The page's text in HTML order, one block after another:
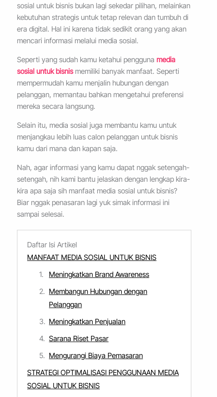
sosial untuk bisnis bukan lagi sekedar pilihan, melainkan
kebutuhan strategis untuk tetap relevan dan tumbuh di
era digital. Hal ini karena tidak sedikit orang yang akan
mencari informasi melalui media sosial.
Seperti yang sudah kamu ketahui penggunamedia
sosial untuk bisnismemiliki banyak manfaat. Seperti
mempermudah kamu menjalin hubungan dengan
pelanggan, memantau bahkan mengetahui preferensi
mereka secara langsung.
Selain itu, media sosial juga membantu kamu untuk
menjangkau lebih luas calon pelanggan untuk bisnis
kamu dari mana dan kapan saja.
Nah, agar informasi yang kamu dapat nggak setengah-
setengah, nih kami bantu jelaskan dengan lengkap kira-
kira apa saja sih manfaat media sosial untuk bisnis?
Biar nggak penasaran lagi yuk simak informasi ini
sampai selesai.
Daftar Isi Artikel
MANFAAT MEDIA SOSIAL UNTUK BISNIS
Meningkatkan Brand Awareness
Membangun Hubungan dengan
Pelanggan
Meningkatkan Penjualan
Sarana Riset Pasar
Mengurangi Biaya Pemasaran
STRATEGI OPTIMALISASI PENGGUNAAN MEDIA
SOSIAL UNTUK BISNIS